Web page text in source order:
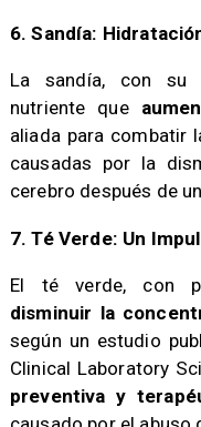
6. Sandía:
La sandía, con su
nutriente que
aliada para combatir
causadas por la
cerebro después de
7. Té Verde: Un
El té verde, con
disminuir la
según un estudio
Clinical Laboratory
preventiva y